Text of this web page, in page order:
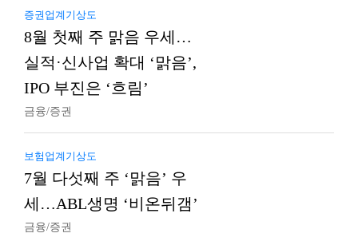
증권업계기상도
8월 첫째 주 맑음 우세…
실적·신사업 확대 ‘맑음’,
IPO 부진은 ‘흐림’
금융/증권
보험업계기상도
7월 다섯째 주 ‘맑음’ 우
세…ABL생명 ‘비온뒤갬’
금융/증권